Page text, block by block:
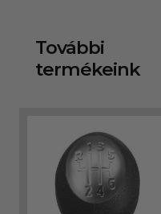
További
termékeink